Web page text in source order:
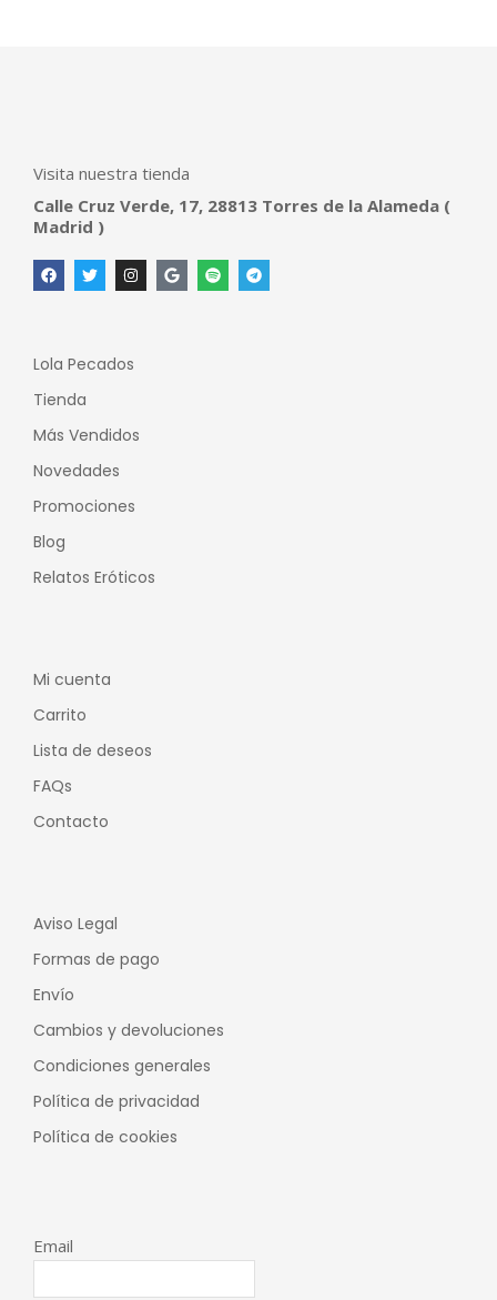
Visita nuestra tienda
Calle Cruz Verde, 17, 28813 Torres de la Alameda (
Madrid )
Lola Pecados
Tienda
Más Vendidos
Novedades
Promociones
Blog
Relatos Eróticos
Mi cuenta
Carrito
Lista de deseos
FAQs
Contacto
Aviso Legal
Formas de pago
Envío
Cambios y devoluciones
Condiciones generales
Política de privacidad
Política de cookies
Email